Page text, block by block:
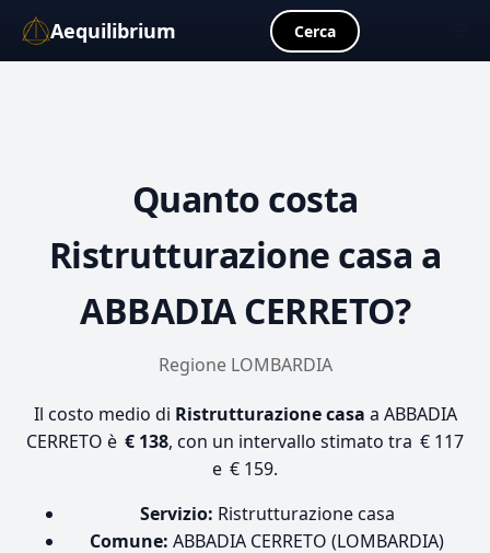
Aequilibrium Cerca
Quanto costa
Ristrutturazione casa a
ABBADIA CERRETO?
Regione LOMBARDIA
Il costo medio di Ristrutturazione casa a ABBADIA
CERRETO è € 138, con un intervallo stimato tra € 117
e € 159.
Servizio: Ristrutturazione casa
Comune: ABBADIA CERRETO (LOMBARDIA)